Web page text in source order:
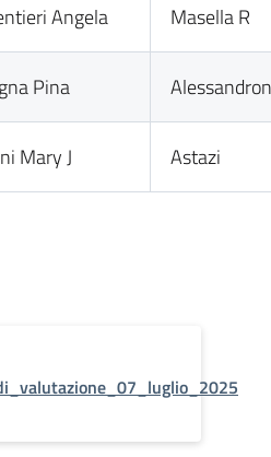
Angela Masella R
Pina
Mary J Astazi